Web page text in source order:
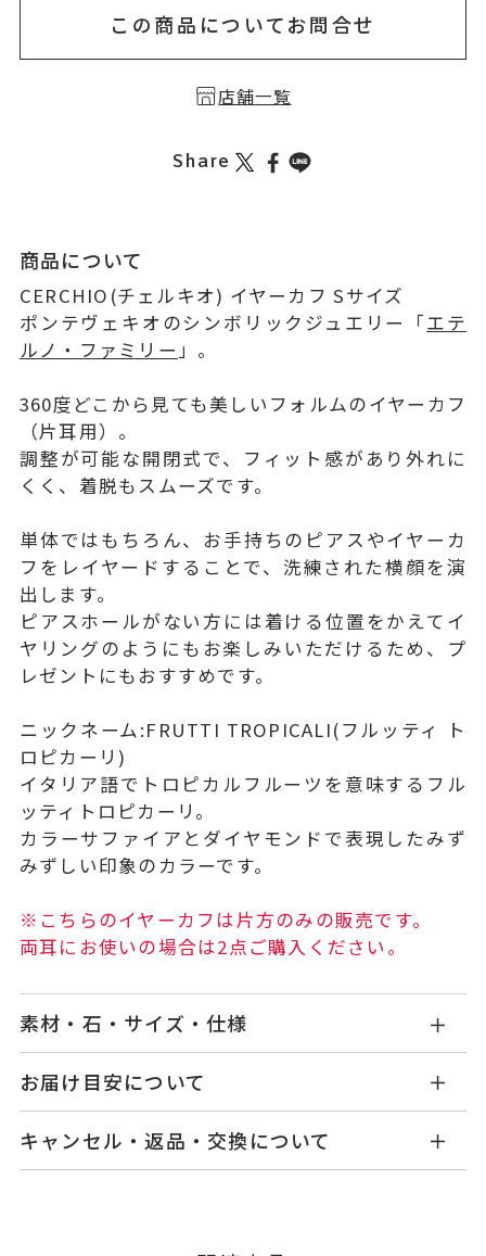
この商品についてお問合せ
店舗一覧
Share
商品について
CERCHIO(チェルキオ) イヤーカフ Sサイズ
ポンテヴェキオのシンボリックジュエリー「エテ
ルノ・ファミリー」。
360度どこから見ても美しいフォルムのイヤーカフ
（片耳用）。
調整が可能な開閉式で、フィット感があり外れに
くく、着脱もスムーズです。
単体ではもちろん、お手持ちのピアスやイヤーカ
フをレイヤードすることで、洗練された横顔を演
出します。
ピアスホールがない方には着ける位置をかえてイ
ヤリングのようにもお楽しみいただけるため、プ
レゼントにもおすすめです。
ニックネーム:FRUTTI TROPICALI(フルッティ ト
ロピカーリ)
イタリア語でトロピカルフルーツを意味するフル
ッティトロピカーリ。
カラーサファイアとダイヤモンドで表現したみず
みずしい印象のカラーです。
※こちらのイヤーカフは片方のみの販売です。
両耳にお使いの場合は2点ご購入ください。
素材・石・サイズ・仕様
品番
GL0025V051MXYG
素材
K18イエローゴールド
石
サファイア0.07ct
お届け目安について
せ。
ご注文およびご入金確認後、以下の日程にて発送
キャンセル・返品・交換について